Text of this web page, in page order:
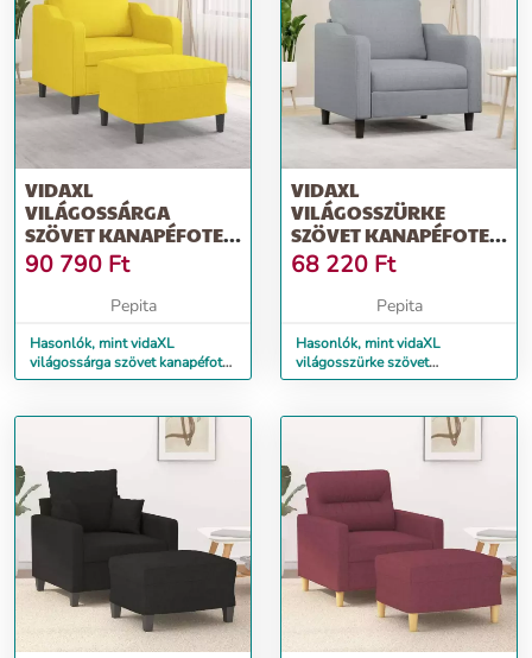
VIDAXL
VILÁGOSSÁRGA
SZÖVET KANAPÉFOTEL
LÁBTARTÓVAL 60 CM
90 790 Ft
Pepita
Hasonlók, mint vidaXL
világossárga szövet kanapéfotel
lábtartóval 60 cm
VIDAXL
VILÁGOSSZÜRKE
SZÖVET KANAPÉFOTEL
60 CM
68 220 Ft
Pepita
Hasonlók, mint vidaXL
világosszürke szövet
kanapéfotel 60 cm